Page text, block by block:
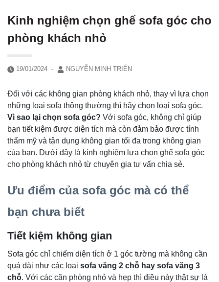
Kinh nghiệm chọn ghế sofa góc cho
phòng khách nhỏ
19/01/2024 - NGUYỄN MINH TRIỂN
Đối với các không gian phòng khách nhỏ, thay vì lựa chọn
những loại sofa thông thường thì hãy chọn loại sofa góc.
Vì sao lại chọn sofa góc? Với sofa góc, không chỉ giúp
bạn tiết kiệm được diện tích mà còn đảm bảo được tính
thẩm mỹ và tận dụng không gian tối đa trong không gian
của bạn. Dưới đây là kinh nghiệm lựa chọn ghế sofa góc
cho phòng khách nhỏ từ chuyên gia tư vấn chia sẻ.
Ưu điểm của sofa góc mà có thể
bạn chưa biết
Tiết kiệm không gian
Sofa góc chỉ chiếm diện tích ở 1 góc tường mà không cần
quá dài như các loại sofa văng 2 chỗ hay sofa văng 3
chỗ. Với các căn phòng nhỏ và hẹp thì điều này thật sự là